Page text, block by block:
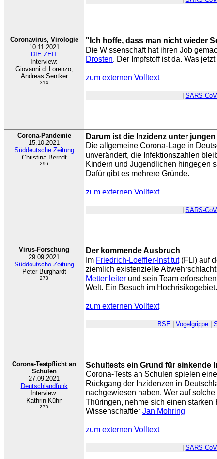
Coronavirus, Virologie
10.11.2021
DIE ZEIT
Interview:
Giovanni di Lorenzo,
Andreas Sentker
314
"Ich hoffe, dass man nicht wieder
Die Wissenschaft hat ihren Job
Drosten. Der Impfstoff ist da. Was
zum externen Volltext
SARS-
Corona-Pandemie
15.10.2021
Süddeutsche Zeitung
Christina Berndt
296
Darum ist die Inzidenz unter
Die allgemeine Corona-Lage in
unverändert, die Infektionszahlen
Kindern und Jugendlichen hingegen
Dafür gibt es mehrere Gründe.
zum externen Volltext
SARS-
Virus-Forschung
29.09.2021
Süddeutsche Zeitung
Peter Burghardt
273
Der kommende Ausbruch
Im Friedrich-Loeffler-Institut(FLI) auf
ziemlich existenzielle
Mettenleiter und sein Team
Welt. Ein Besuch im Hochrisikogebiet.
zum externen Volltext
BSE| Vogelgrippe|
Corona-Testpflicht an
Schulen
27.09.2021
Deutschlandfunk
Interview:
Kathrin Kühn
270
Schultests ein Grund für sinkende
Corona-Tests an Schulen spielen
Rückgang der Inzidenzen in
nachgewiesen haben. Wer auf
Thüringen, nehme sich einen starken
Wissenschaftler Jan Mohring.
zum externen Volltext
SARS-